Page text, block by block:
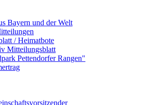
Bayern und der Welt
/ Heimatbote
Mitteilungsblatt
Pettendorfer Rangen"